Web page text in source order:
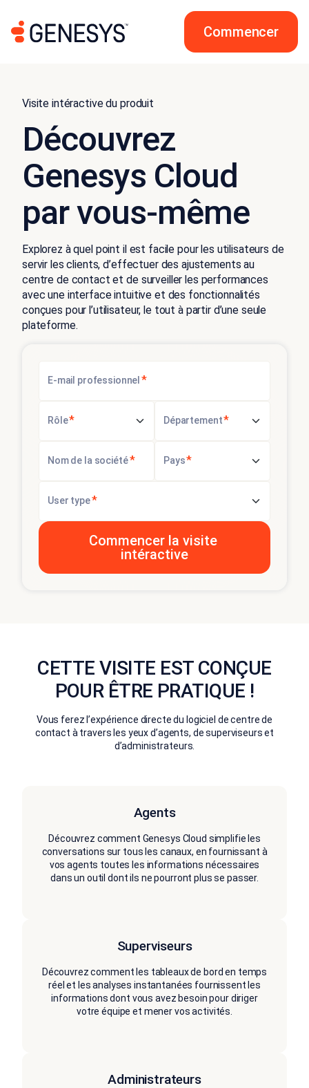
Commencer
Visite intéractive du produit
Découvrez
Genesys Cloud
par vous-même
Explorez à quel point il est facile pour les utilisateurs de
servir les clients, d’effectuer des ajustements au
centre de contact et de surveiller les performances
avec une interface intuitive et des fonctionnalités
conçues pour l’utilisateur, le tout à partir d’une seule
plateforme.
E-mail professionnel *
Rôle* Département*
Nom de la société* Pays*
User type*
CETTE VISITE EST CONÇUE
POUR ÊTRE PRATIQUE !
Vous ferez l’expérience directe du logiciel de centre de
contact à travers les yeux d’agents, de superviseurs et
d’administrateurs.
Agents
Découvrez comment Genesys Cloud simplifie les
conversations sur tous les canaux, en fournissant à
vos agents toutes les informations nécessaires
dans un outil dont ils ne pourront plus se passer.
Superviseurs
Découvrez comment les tableaux de bord en temps
réel et les analyses instantanées fournissent les
informations dont vous avez besoin pour diriger
votre équipe et mener vos activités.
Administrateurs